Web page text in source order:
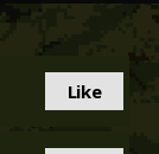
Like